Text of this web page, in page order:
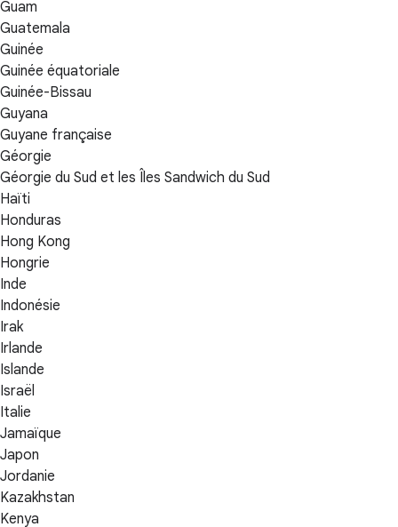
Guam
Guatemala
Guinée
Guinée équatoriale
Guinée-Bissau
Guyana
Guyane française
Géorgie
Géorgie du Sud et les Îles Sandwich du Sud
Haïti
Honduras
Hong Kong
Hongrie
Inde
Indonésie
Irak
Irlande
Islande
Israël
Italie
Jamaïque
Japon
Jordanie
Kazakhstan
Kenya